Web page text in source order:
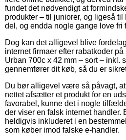
fundet det nødvendigt at
produkter – til juniorer, og ligeså til
del, og endda nogle gange love fri
Dog kan det alligevel blive
internet firmaer efter rabatkoder
Urban 700c x 42 mm – sort – inkl.
gennemfører dit køb, så du er
Du bør alligevel være så påvagt,
nettet afsætter et produkt for en
favorabel, kunne det i nogle
der viser en falsk internet handler.
heldigvis inkluderet i en
som køber imod falske e-handler.